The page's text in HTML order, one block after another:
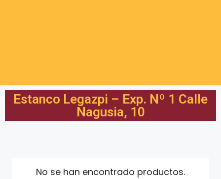
Estanco Legazpi – Exp. Nº 1 Calle
Nagusia, 10
No se han encontrado productos.